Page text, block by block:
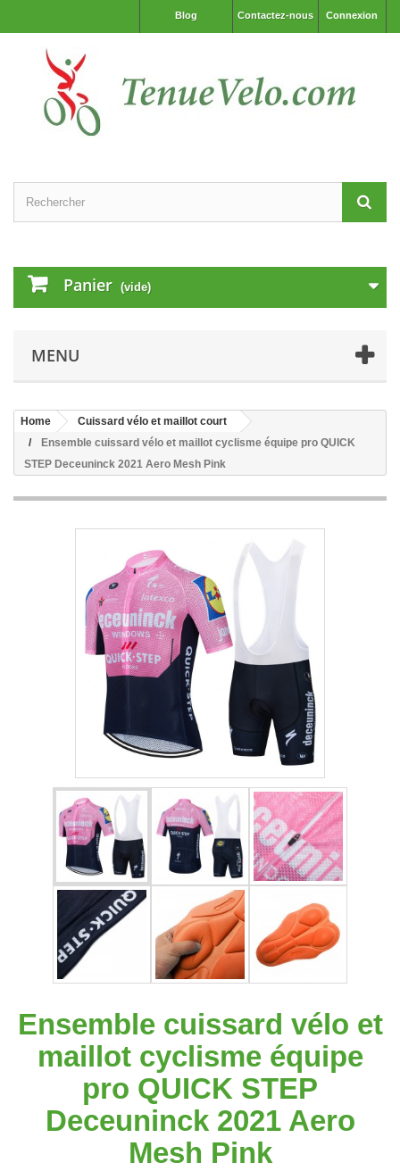
Connexion
Contactez-nous
Blog
Panier (vide)
MENU
Home
Cuissard vélo et maillot court
Ensemble cuissard vélo et maillot cyclisme équipe pro QUICK
STEP Deceuninck 2021 Aero Mesh Pink
Ensemble cuissard vélo et
maillot cyclisme équipe
pro QUICK STEP
Deceuninck 2021 Aero
Mesh Pink